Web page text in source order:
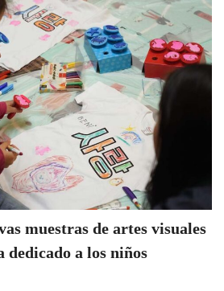
muestras de artes visuales
dedicado a los niños